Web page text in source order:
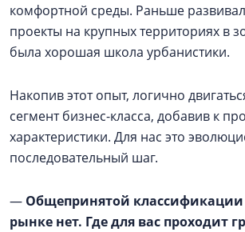
комфортной среды. Раньше
проекты на крупных территориях в
была хорошая школа урбанистики.
Накопив этот опыт, логично
сегмент бизнес-класса, добавив к
характеристики. Для нас это
последовательный шаг.
— Общепринятой
рынке нет. Где для вас проходит